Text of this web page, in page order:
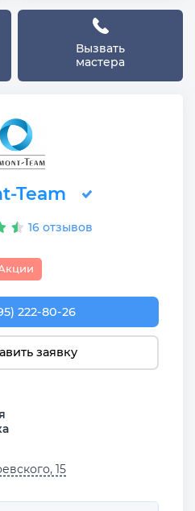
Вызвать
мастера
Team
16 отзывов
222-80-26
заявку
15